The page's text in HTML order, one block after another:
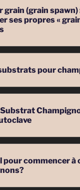
grain (grain spawn)
ses propres «
pour
pour commencer à